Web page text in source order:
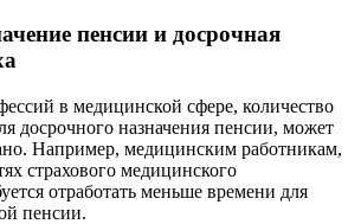
пенсии и досрочная
в медицинской сфере, количество
досрочного назначения пенсии, может
Например, медицинским работникам,
страхового медицинского
отработать меньше времени для
пенсии.